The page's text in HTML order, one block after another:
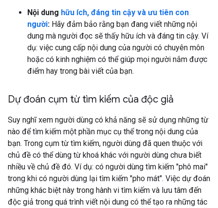
Nội dung hữu ích, đáng tin cậy và ưu tiên con
người: Hãy đảm bảo rằng bạn đang viết những nội
dung mà người đọc sẽ thấy hữu ích và đáng tin cậy. Ví
dụ: việc cung cấp nội dung của người có chuyên môn
hoặc có kinh nghiệm có thể giúp mọi người nắm được
điểm hay trong bài viết của bạn.
Dự đoán cụm từ tìm kiếm của độc giả
Suy nghĩ xem người dùng có khả năng sẽ sử dụng những từ
nào để tìm kiếm một phần mục cụ thể trong nội dung của
bạn. Trong cụm từ tìm kiếm, người dùng đã quen thuộc với
chủ đề có thể dùng từ khoá khác với người dùng chưa biết
nhiều về chủ đề đó. Ví dụ: có người dùng tìm kiếm "phô mai"
trong khi có người dùng lại tìm kiếm "pho mát". Việc dự đoán
những khác biệt này trong hành vi tìm kiếm và lưu tâm đến
độc giả trong quá trình viết nội dung có thể tạo ra những tác